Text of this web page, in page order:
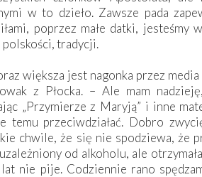
w to dzieło. Zawsze pada
poprzez małe datki,
polskości, tradycji.
większa jest nagonka przez
z Płocka. – Ale mam
„Przymierze z Maryją” i inne
temu przeciwdziałać. Dobro
chwile, że się nie spodziewa, że
od alkoholu, ale
nie pije. Codziennie rano